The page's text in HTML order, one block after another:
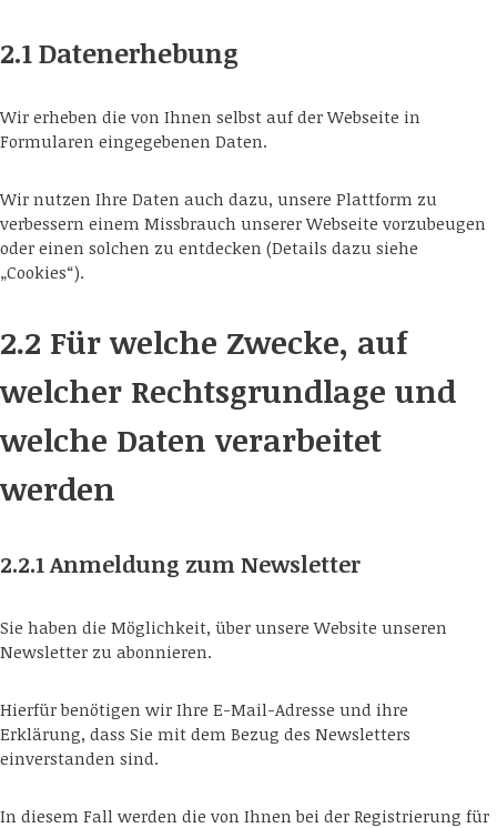
2.1 Datenerhebung
Wir erheben die von Ihnen selbst auf der Webseite in
Formularen eingegebenen Daten.
Wir nutzen Ihre Daten auch dazu, unsere Plattform zu
verbessern einem Missbrauch unserer Webseite vorzubeugen
oder einen solchen zu entdecken (Details dazu siehe
„Cookies“).
2.2 Für welche Zwecke, auf
welcher Rechtsgrundlage und
welche Daten verarbeitet
werden
2.2.1 Anmeldung zum Newsletter
Sie haben die Möglichkeit, über unsere Website unseren
Newsletter zu abonnieren.
Hierfür benötigen wir Ihre E-Mail-Adresse und ihre
Erklärung, dass Sie mit dem Bezug des Newsletters
einverstanden sind.
In diesem Fall werden die von Ihnen bei der Registrierung für